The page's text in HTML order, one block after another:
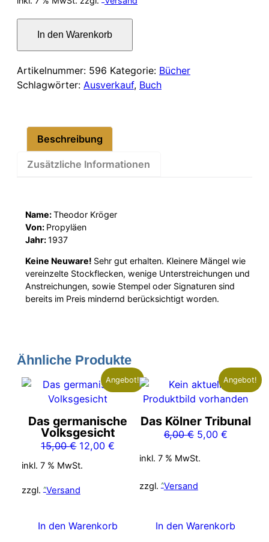
war:
6,00 €
ist:
5,00 €.
Don
Menge
In den Warenkorb
Artikelnummer: 596 Kategorie: Bücher
Schlagwörter: Ausverkauf, Buch
Beschreibung
Zusätzliche Informationen
Name:Theodor Kröger
Von: Propyläen
Jahr:1937
Keine Neuware! Sehr gut erhalten. Kleinere Mängel wie
vereinzelte Stockflecken, wenige Unterstreichungen und
Anstreichungen, sowie Stempel oder Signaturen sind
bereits im Preis mindernd berücksichtigt worden.
Ähnliche Produkte
Angebot!
Das germanische
Volksgesicht
15,00€ Ursprünglicher
Preis
15,00 €
12,00€
12,00 €.
inkl. 7 % MwSt.
zzgl. Versand
In den Warenkorb
Angebot!
Das Kölner Tribunal
6,00€ Ursprünglicher
war:
5,00 €Aktueller
inkl. 7 % MwSt.
zzgl. Versand
In den Warenkorb